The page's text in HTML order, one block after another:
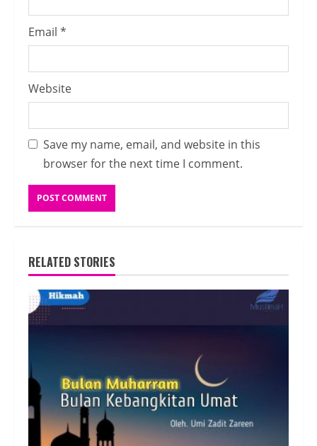
Email *
Website
Save my name, email, and website in this
browser for the next time I comment.
RELATED STORIES